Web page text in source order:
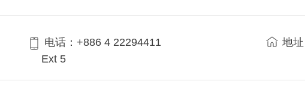
电话：+886 4 22294411
Ext 5
地